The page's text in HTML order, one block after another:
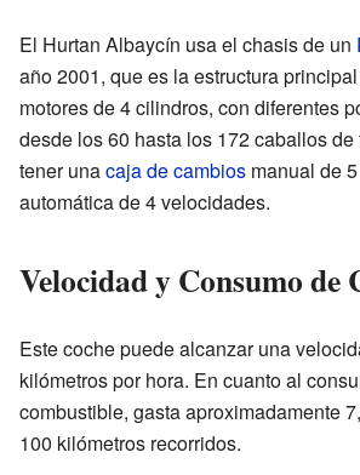
El Hurtan Albaycín usa el chasis de un
año 2001, que es la estructura
motores de 4 cilindros, con diferentes
desde los 60 hasta los 172 caballos
tener unacaja de cambios manual de
automática de 4 velocidades.
Velocidad y Consumo de
Este coche puede alcanzar una
kilómetros por hora. En cuanto al
combustible, gasta aproximadamente
100 kilómetros recorridos.